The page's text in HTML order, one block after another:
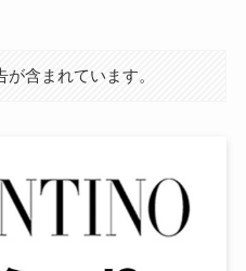
含まれています。